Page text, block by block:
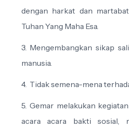
dengan harkat dan
Tuhan Yang Maha Esa.
Mengembangkan sikap
manusia.
Tidak semena-mena
Gemar melakukan
acara acara bakti sosial,